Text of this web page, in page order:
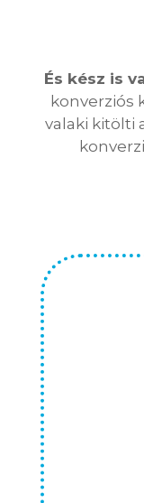
És kész is
konverziós
valaki kitölti